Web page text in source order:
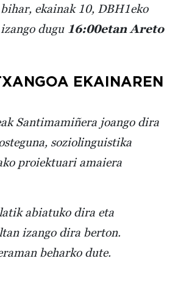
ekainak 10, DBH1eko
dugu 16:00etan Areto
EKAINAREN
Santimamiñera joango dira
soziolinguistika
proiektuari amaiera
abiatuko dira eta
izango dira berton.
beharko dute.